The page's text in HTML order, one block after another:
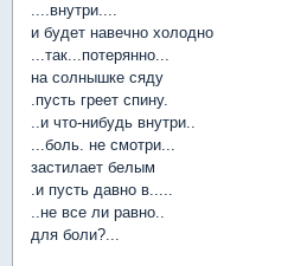
....внутри....
и будет навечно холодно
...так...потерянно...
на солнышке сяду
.пусть греет спину.
..и что-нибудь внутри..
...боль. не смотри...
застилает белым
.и пусть давно в.....
..не все ли равно..
для боли?...